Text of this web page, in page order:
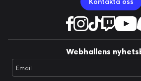
Webhallens
Email